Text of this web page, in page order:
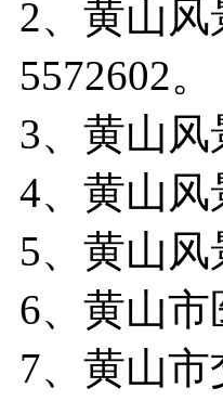
2、黄山
5572602。
3、黄山
4、黄山风
5、黄山风
6、黄山
7、黄山